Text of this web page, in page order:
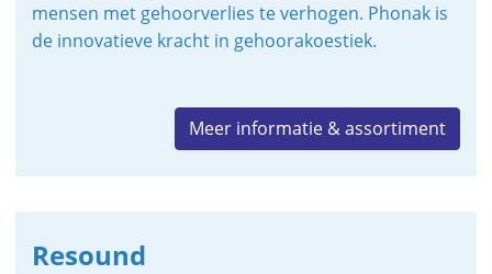
mensen met gehoorverlies te verhogen. Phonak is
de innovatieve kracht in gehoorakoestiek.
Meer informatie & assortiment
Resound